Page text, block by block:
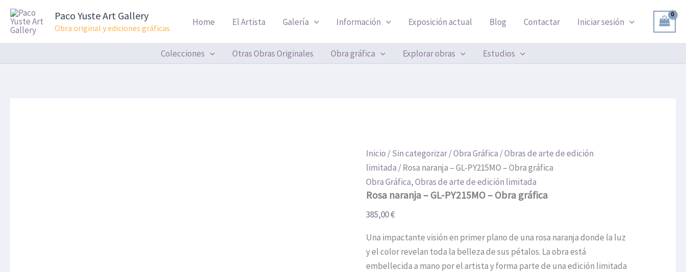
contenido
Paco Yuste Art Gallery
Obra original y ediciones gráficas
Home El Artista Galería Información Exposición actual Blog Contactar Iniciar sesión
Colecciones Otras Obras Originales Obra gráfica Explorar obras Estudios
Inicio /Sin categorizar/Obra Gráfica /Obras de arte de edición
limitada / Rosa naranja – GL-PY215MO – Obra gráfica
Obra Gráfica,Obras de arte de edición limitada
Rosa naranja – GL-PY215MO – Obra gráfica
385,00€
Una impactante visión en primer plano de una rosa naranja donde la luz
y el color revelan toda la belleza de sus pétalos. La obra está
embellecida a mano por el artista y forma parte de una edición limitada
–
PY215MO
-
Obra
-
gráfica